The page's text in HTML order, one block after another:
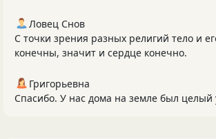
Ловец Снов
С точки зрения разных религий тело и
конечны, значит и сердце конечно.
Григорьевна
Спасибо. У нас дома на земле был